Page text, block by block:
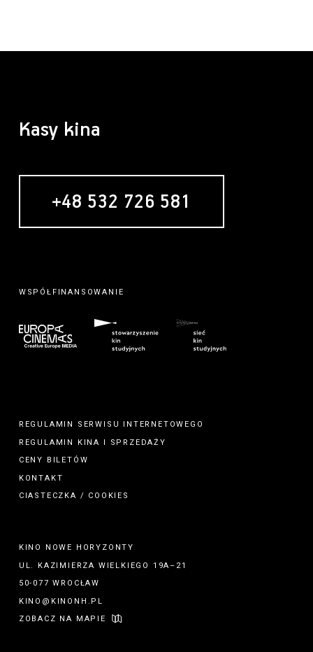
Kasy kina
+48 532 726 581
WSPÓŁFINANSOWANIE
REGULAMIN SERWISU INTERNETOWEGO
REGULAMIN KINA I
SPRZEDAŻY
CENY BILETÓW
KONTAKT
CIASTECZKA / COOKIES
KINO NOWE HORYZONTY
UL. KAZIMIERZA WIELKIEGO 19A–21
50-077 WROCŁAW
KINO@KINONH.PL
ZOBACZ NA MAPIE